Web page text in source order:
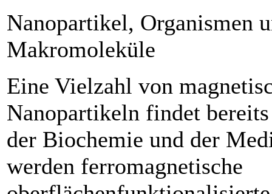
Nanopartikel, Organismen
Makromoleküle
Eine Vielzahl von
Nanopartikeln findet
der Biochemie und der
werden ferromagnetische